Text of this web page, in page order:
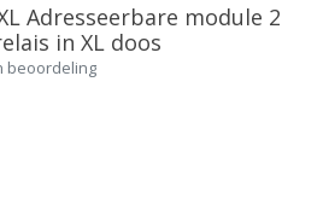
Adresseerbare module 2
in XL doos
beoordeling